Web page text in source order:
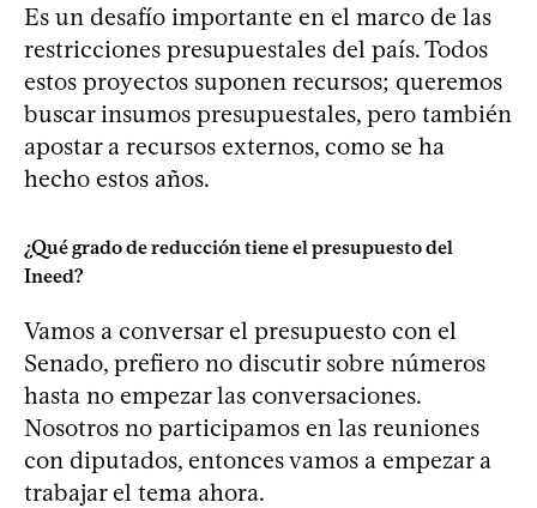
Es un desafío importante en el marco de las
restricciones presupuestales del país. Todos
estos proyectos suponen recursos; queremos
buscar insumos presupuestales, pero también
apostar a recursos externos, como se ha
hecho estos años.
¿Qué grado de reducción tiene el presupuesto del
Ineed?
Vamos a conversar el presupuesto con el
Senado, prefiero no discutir sobre números
hasta no empezar las conversaciones.
Nosotros no participamos en las reuniones
con diputados, entonces vamos a empezar a
trabajar el tema ahora.